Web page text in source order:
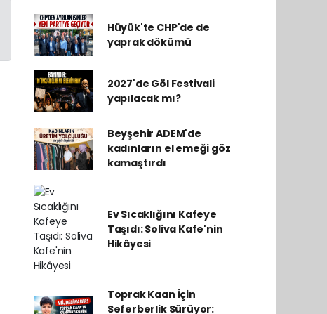
Hüyük'te CHP'de de
yaprak dökümü
2027'de Göl Festivali
yapılacak mı?
Beyşehir ADEM'de
kadınların el emeği göz
kamaştırdı
Ev Sıcaklığını Kafeye
Taşıdı: Soliva Kafe'nin
Hikâyesi
Toprak Kaan İçin
Seferberlik Sürüyor: